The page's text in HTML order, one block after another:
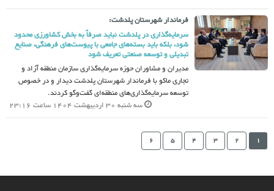
فرماندار شهرستان پلدشت:
سرمایه‌گذاری در پلدشت نباید صرفاً به بخش کشاورزی محدود
شود، بلکه باید بسته‌های جامعی با پیوست‌های فرهنگی، صنایع
تبدیلی و توسعه صنعتی تعریف شود
مدیران و مشاوران حوزه سرمایه‌گذاری سازمان منطقه آزاد و
تجاری ماکو با فرماندار شهرستان پلدشت دیدار و در خصوص
توسعه سرمایه‌گذاری‌های منطقه‌ای گفت‌وگو کردند.
سه شنبه 30 اردیبهشت 1404 ساعت 23:16
1
2
3
4
5
6